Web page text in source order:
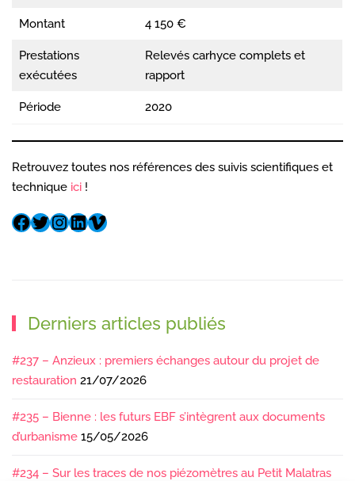
Montant 4 150 €
Prestations
exécutées
Relevés carhyce complets et
rapport
Période 2020
Retrouvez toutes nos références des suivis scientifiques et
technique ici !
Derniers articles publiés
#237 – Anzieux : premiers échanges autour du projet de
restauration 21/07/2026
#235 – Bienne : les futurs EBF s’intègrent aux documents
d’urbanisme 15/05/2026
#234 – Sur les traces de nos piézomètres au Petit Malatras